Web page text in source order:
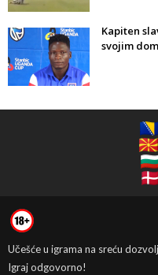
Kapiten
svojim
Učešće u igrama na sreću
Igraj odgovorno!